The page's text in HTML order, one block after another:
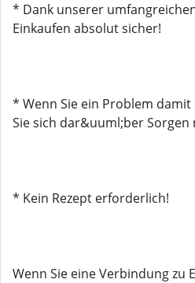
* Dank unserer
Einkaufen absolut sicher!
* Wenn Sie ein Problem
Sie sich dar&uuml;ber Sorgen
* Kein Rezept erforderlich!
Wenn Sie eine Verbindung zu